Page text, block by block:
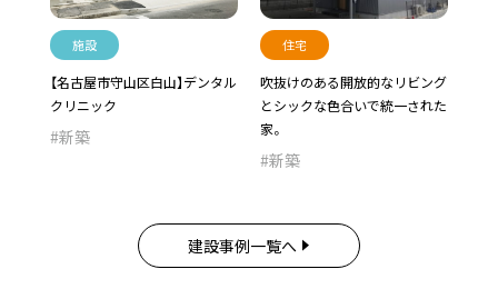
施設
【名古屋市守山区白山】デンタル
クリニック
新築
住宅
吹抜けのある開放的なリビング
とシックな色合いで統一された
家。
新築
建設事例一覧へ